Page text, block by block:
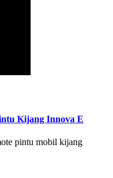
Kijang Innova E
pintu mobil kijang